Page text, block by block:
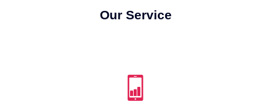
Our Service